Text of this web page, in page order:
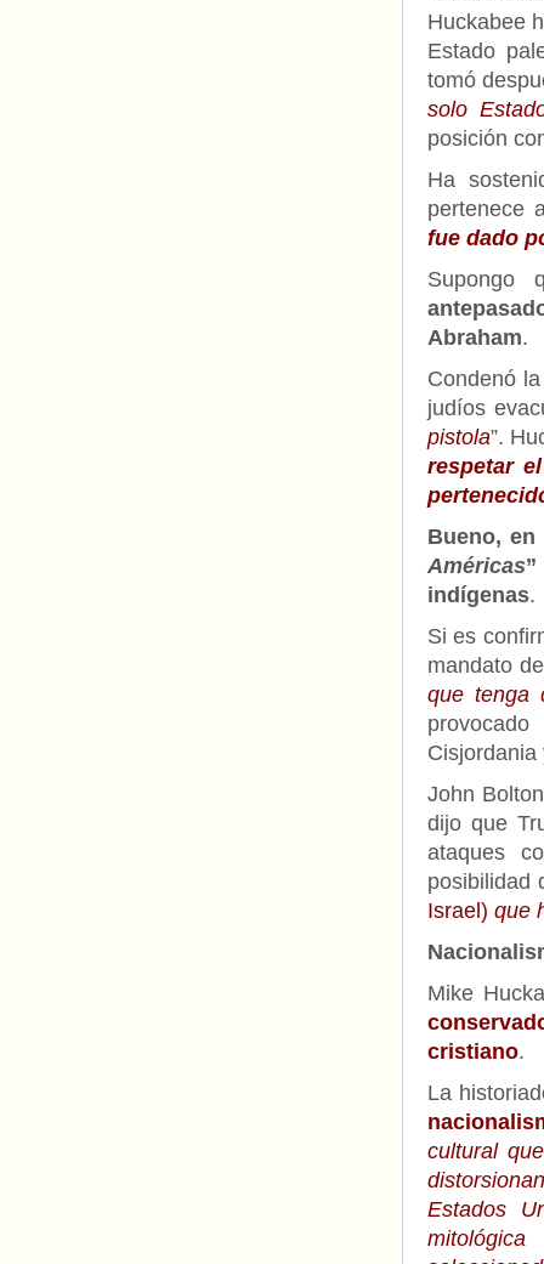
Huckabee
Estado
tomó
solo
posición
Ha
pertenece
fue dado
Supongo
Abraham.
Condenó
judíos
pistola”.
respetar
Bueno,
Américas
indígenas.
Si es
mandato
que tenga
John
dijo que
ataques
posibilidad
Israel) que
Mike
cristiano.
La
cultural
Estados